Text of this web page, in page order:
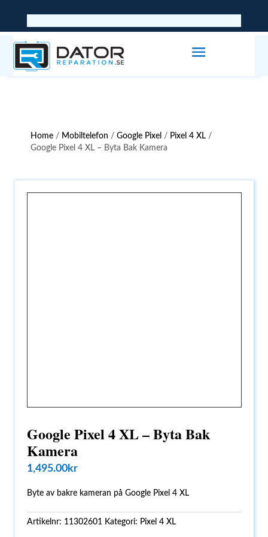
Home / Mobiltelefon /Google Pixel / Pixel 4 XL /
Google Pixel 4 XL – Byta Bak Kamera
Google Pixel 4 XL – Byta Bak
Kamera
1,495.00kr
Byte av bakre kameran på Google Pixel 4 XL
Artikelnr: 11302601 Kategori: Pixel 4 XL